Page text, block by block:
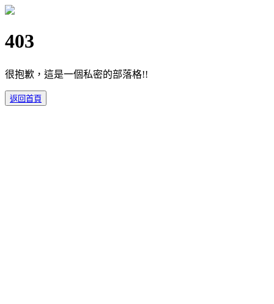
403
很抱歉，這是一個私密的部落格!!
返回首頁